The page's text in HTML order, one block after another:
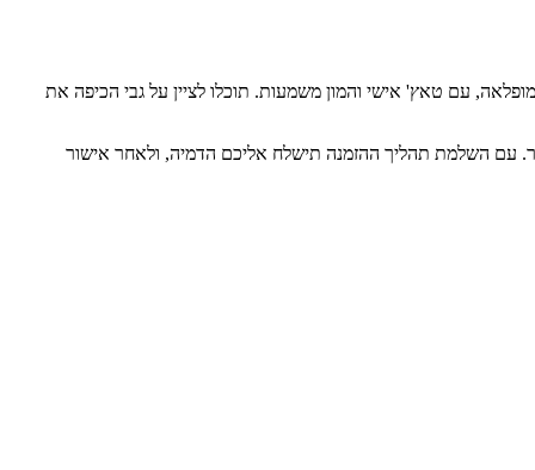
עם טאץ' אישי והמון משמעות. תוכלו לציין על גבי הכיפה את
עם השלמת תהליך ההזמנה תישלח אליכם הדמיה, ולאחר אישור